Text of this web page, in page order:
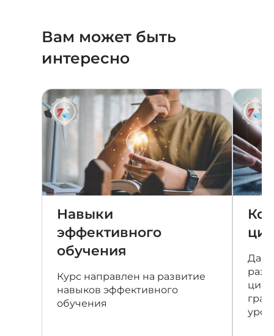
Вам может быть
интересно
Навыки
эффективного
обучения
Курс направлен на развитие
навыков эффективного
обучения